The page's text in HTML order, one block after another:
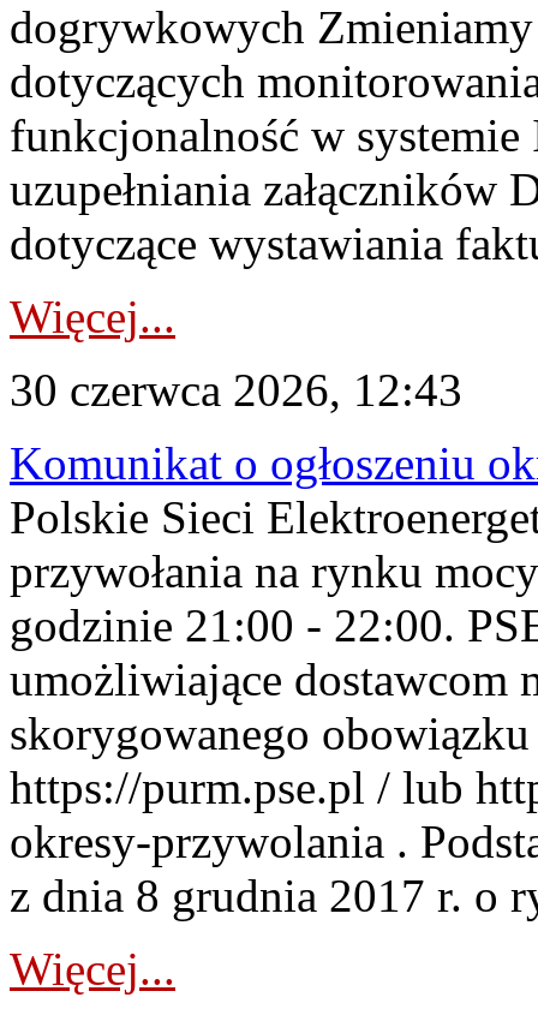
dogrywkowych Zmieniamy
dotyczących
funkcjonalność w
uzupełniania załączników
dotyczące wystawiania
Więcej...
30 czerwca 2026, 12:43
Komunikat o ogłoszeniu
Polskie Sieci
przywołania na rynku
godzinie 21:00 - 22:00.
umożliwiające dostawcom
skorygowanego
https://purm.pse.pl / lub
okresy-przywolania .
z dnia 8 grudnia 2017 r. o
Więcej...